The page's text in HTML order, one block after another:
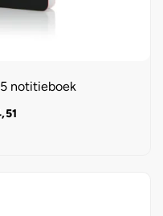
notitieboek